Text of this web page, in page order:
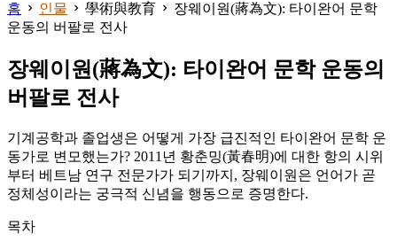
홈 인물 學術與教育
장웨이원(蔣為文): 타이완어 문학
운동의 버팔로 전사
장웨이원(蔣為文): 타이완어 문학 운동의
버팔로 전사
기계공학과 졸업생은 어떻게 가장 급진적인 타이완어 문학 운
동가로 변모했는가? 2011년 황춘밍(黃春明)에 대한 항의 시위
부터 베트남 연구 전문가가 되기까지, 장웨이원은 언어가 곧
정체성이라는 궁극적 신념을 행동으로 증명한다.
목차